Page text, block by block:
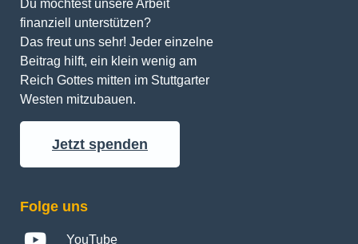
Du möchtest unsere Arbeit
finanziell unterstützen?
Das freut uns sehr! Jeder einzelne
Beitrag hilft, ein klein wenig am
Reich Gottes mitten im Stuttgarter
Westen mitzubauen.
Jetzt spenden
Folge uns
YouTube